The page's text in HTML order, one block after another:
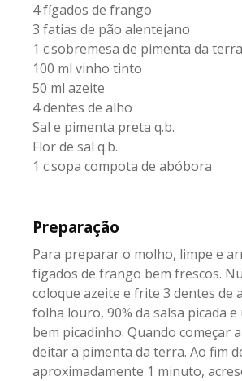
4 fígados de frango
3 fatias de pão alentejano
1 c.sobremesa de pimenta da terra
100 ml vinho tinto
50 ml azeite
4 dentes de alho
Sal e pimenta preta q.b.
Flor de sal q.b.
1 c.sopa compota de abóbora
Preparação
Para preparar o molho, limpe e
fígados de frango bem frescos.
coloque azeite e frite 3 dentes de
folha louro, 90% da salsa picada
bem picadinho. Quando começar
deitar a pimenta da terra. Ao fim
aproximadamente 1 minuto,